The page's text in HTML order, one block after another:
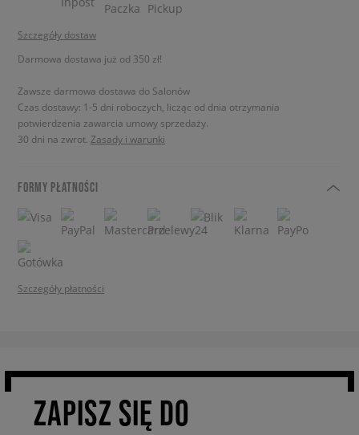
Szczegóły dostaw
Darmowa dostawa już od 350 zł!
Zawsze darmowa dostawa do Salonów
Czas dostawy: 1-5 dni roboczych, licząc od dnia otrzymania
potwierdzenia zawarcia umowy sprzedaży.
30 dni na zwrot. Zasady i warunki
FORMY PŁATNOŚCI
Szczegóły płatności
ZAPISZ SIĘ DO